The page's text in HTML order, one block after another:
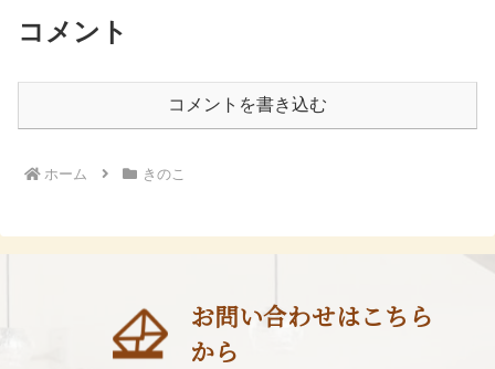
コメント
コメントを書き込む
ホーム きのこ
お問い合わせはこちら
から